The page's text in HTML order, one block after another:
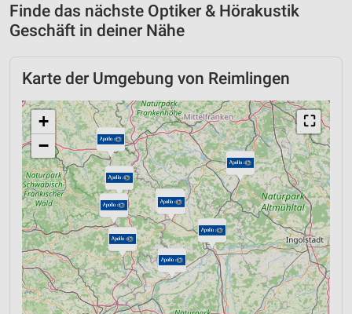
Finde das nächste Optiker & Hörakustik
Geschäft in deiner Nähe
Karte der Umgebung von Reimlingen
⛶
+
−